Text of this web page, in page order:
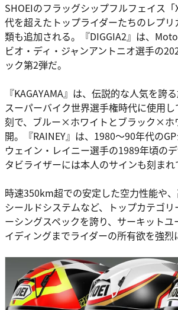
SHOEIのフラッグシップフルフェイス
代を超えたトップライダーたちのレプ
類も追加される。『DIGGIA2』は、
ビオ・ディ・ジャンアントニオ選手の
ック第2弾だ。
『KAGAYAMA』は、伝説的な人気を誇
スーパーバイク世界選手権時代に使用
刻で、ブルー×ホワイトとブラック×ホ
開。『RAINEY』は、1980～90年代の
ウェイン・レイニー選手の1989年頃の
タビライザーには本人のサインも刻まれ
時速350km超での安定した空力性能や
シールドシステムなど、トップカテゴ
ーシングスペックを誇り、サーキットユ
イディングまでライダーの所有欲を強烈